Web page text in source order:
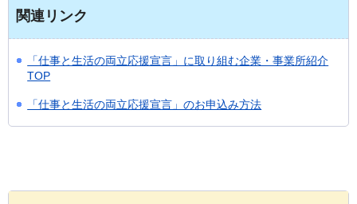
関連リンク
「仕事と生活の両立応援宣言」に取り組む企業・事業所紹介
TOP
「仕事と生活の両立応援宣言」のお申込み方法